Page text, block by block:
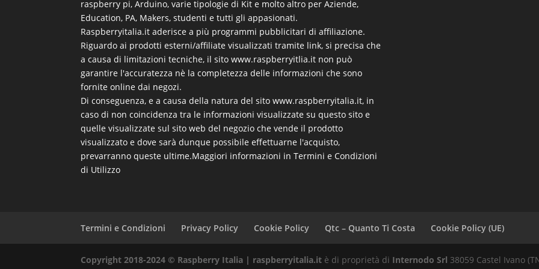
raspberry pi, Arduino, varie tipologie di Kit e molto altro per Aziende,
Education, PA, Makers, studenti e tutti gli appasionati.
Raspberryitalia.it aderisce a più programmi pubblicitari di affiliazione.
Riguardo ai prodotti esterni/affiliate visualizzati tramite link, si precisa che
a causa di limitazioni tecniche, il sito www.raspberryitlia.it non può
garantire l'accuratezza nè la completezza delle informazioni che sono
fornite online dai negozi.
Di conseguenza, e a causa della natura del sito www.raspberryitalia.it, in
caso di non coincidenza tra le informazioni visualizzate su questo sito e
quelle visualizzate sul sito web del negozio che vende il prodotto
visualizzato e dove sarà dunque possibile effettuarne l'acquisto,
prevarranno queste ultime.Maggiori informazioni in Termini e Condizioni
di Utilizzo
Termini e Condizioni Privacy Policy Cookie Policy Qtc – Quanto Ti Costa Cookie Policy (UE)
Copyright 2018-2024 © Raspberry Italia | raspberryitalia.it è di proprietà di Internodo Srl 38059 Castel Ivano